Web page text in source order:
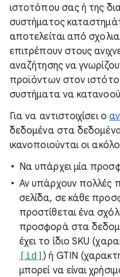
ιστοτόπου σας ή της
συστήματος
αποτελείται από
επιτρέπουν στους
αναζήτησης να
προϊόντων στον
συστήματα να
Για να αντιστοιχίσει ο
δεδομένα στα
ικανοποιούνται οι
Να υπάρχει μία
Αν υπάρχουν πολλές
σελίδα, σε κάθε
προστίθεται ένα
προσφορά στα
έχει το ίδιο SKU
[id]) ή GTIN
μπορεί να είναι